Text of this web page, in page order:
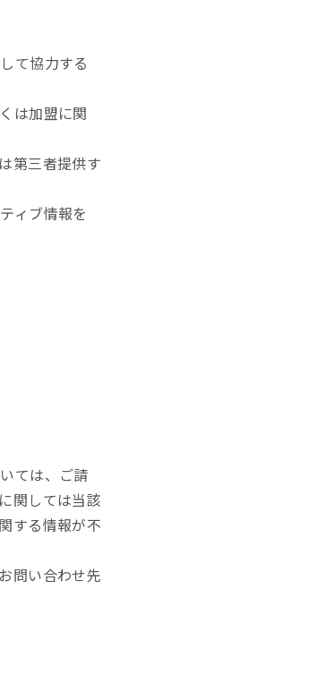
て協力する
は加盟に関
第三者提供す
ィブ情報を
ては、ご請
関しては当該
する情報が不
問い合わせ先